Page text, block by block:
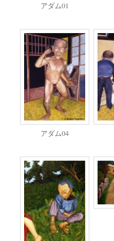
アダム01
アダム04